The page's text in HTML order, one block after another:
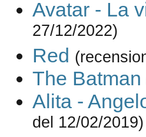
Avatar - La
27/12/2022)
Red
The Batman
Alita -
del 12/02/2019)